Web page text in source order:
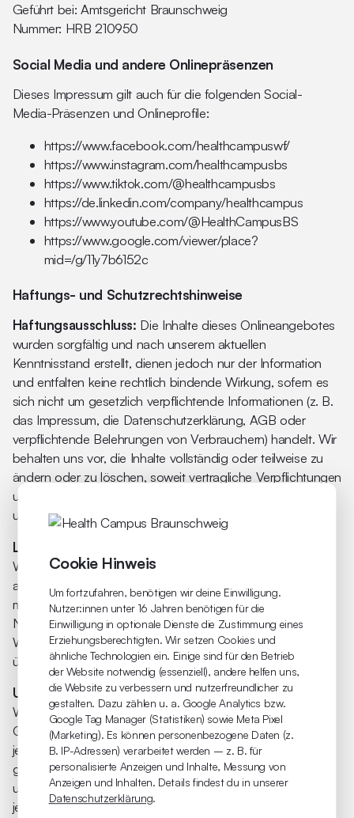
Cookie Hinweis
Um fortzufahren, benötigen wir deine Einwilligung.
Nutzer:innen unter 16 Jahren benötigen für die
Einwilligung in optionale Dienste die Zustimmung eines
Erziehungsberechtigten. Wir setzen Cookies und
ähnliche Technologien ein. Einige sind für den Betrieb
der Website notwendig (essenziell), andere helfen uns,
die Website zu verbessern und nutzerfreundlicher zu
gestalten. Dazu zählen u. a. Google Analytics bzw.
Google Tag Manager (Statistiken) sowie Meta Pixel
(Marketing). Es können personenbezogene Daten (z.
B. IP-Adressen) verarbeitet werden – z. B. für
personalisierte Anzeigen und Inhalte, Messung von
Anzeigen und Inhalten. Details findest du in unserer
Datenschutzerklärung.
Geführt bei: Amtsgericht Braunschweig
Nummer: HRB 210950
Social Media und andere Onlinepräsenzen
Dieses Impressum gilt auch für die folgenden Social-
Media-Präsenzen und Onlineprofile:
https://www.facebook.com/healthcampuswf/
https://www.instagram.com/healthcampusbs
https://www.tiktok.com/@healthcampusbs
https://de.linkedin.com/company/healthcampus
https://www.youtube.com/@HealthCampusBS
https://www.google.com/viewer/place?
mid=/g/11y7b6152c
Haftungs- und Schutzrechtshinweise
Haftungsausschluss: Die Inhalte dieses Onlineangebotes
wurden sorgfältig und nach unserem aktuellen
Kenntnisstand erstellt, dienen jedoch nur der Information
und entfalten keine rechtlich bindende Wirkung, sofern es
sich nicht um gesetzlich verpflichtende Informationen (z. B.
das Impressum, die Datenschutzerklärung, AGB oder
verpflichtende Belehrungen von Verbrauchern) handelt. Wir
behalten uns vor, die Inhalte vollständig oder teilweise zu
ändern oder zu löschen, soweit vertragliche Verpflichtungen
unberührt bleiben. Alle Angebote sind freibleibend und
unverbindlich.
Links auf fremde Webseiten:
Webseiten, auf die wir direkt oder indirekt verweisen, liegen
außerhalb unseres Verantwortungsbereiches und wir
machen sie uns nicht zu Eigen. Für alle Inhalte und
Nachteile, die aus der Nutzung der in den verlinkten
Webseiten aufrufbaren Informationen entstehen,
übernehmen wir keine Verantwortung.
Urheberrechte und Markenrechte:Alle auf dieser
Website dargestellten Inhalte, wie Texte, Fotografien,
Grafiken, Marken und Warenzeichen sind durch die
jeweiligen Schutzrechte (Urheberrechte, Markenrechte)
geschützt. Die Verwendung, Vervielfältigung usw.
unterliegen unseren Rechten oder den Rechten der
jeweiligen Urheber bzw. Rechteinhaber.